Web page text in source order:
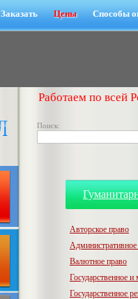
Заказать Цены Способы
Работаем по всей
Поиск:
Авторское право
Административное
Валютное право
Государственное
Государственное